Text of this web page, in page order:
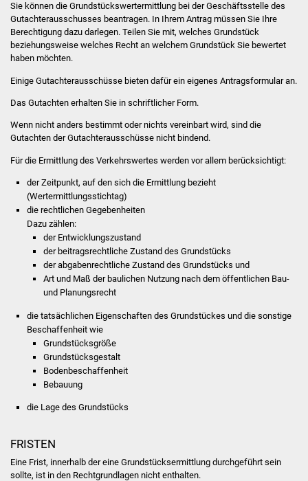
Bürgerinfos
Bildung
Schulen
Volkshochschule
Kirchen
Lokale Agenda
Jugendhaus
Sie können die Grundstückswertermittlung bei der Geschäftsstelle des
Gutachterausschusses beantragen. In Ihrem Antrag müssen Sie Ihre
Berechtigung dazu darlegen. Teilen Sie mit, welches Grundstück
beziehungsweise welches Recht an welchem Grundstück Sie bewertet
haben möchten.
Einige Gutachterausschüsse bieten dafür ein eigenes Antragsformular an.
Das Gutachten erhalten Sie in schriftlicher Form.
Wenn nicht anders bestimmt oder nichts vereinbart wird, sind die
Gutachten der Gutachterausschüsse nicht bindend.
Für die Ermittlung des Verkehrswertes werden vor allem berücksichtigt:
der Zeitpunkt, auf den sich die Ermittlung bezieht
(Wertermittlungsstichtag)
die rechtlichen Gegebenheiten
Dazu zählen:
der Entwicklungszustand
der beitragsrechtliche Zustand des Grundstücks
der abgabenrechtliche Zustand des Grundstücks und
Art und Maß der baulichen Nutzung nach dem öffentlichen Bau-
und Planungsrecht
die tatsächlichen Eigenschaften des Grundstückes und die sonstige
Beschaffenheitwie
Grundstücksgröße
Grundstücksgestalt
Bodenbeschaffenheit
Bebauung
die Lage des Grundstücks
FRISTEN
Eine Frist, innerhalb der eine Grundstücksermittlung durchgeführt sein
sollte, ist in den Rechtgrundlagen nicht enthalten.